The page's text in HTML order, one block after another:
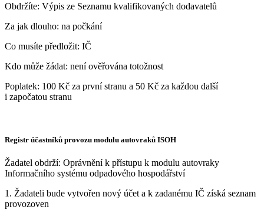
Obdržíte: Výpis ze Seznamu kvalifikovaných dodavatelů
Za jak dlouho: na počkání
Co musíte předložit: IČ
Kdo může žádat: není ověřována totožnost
Poplatek: 100 Kč za první stranu a 50 Kč za každou další
i započatou stranu
Registr účastníků provozu modulu autovraků ISOH
Žadatel obdrží: Oprávnění k přístupu k modulu autovraky
Informačního systému odpadového hospodářství
1. Žadateli bude vytvořen nový účet a k zadanému IČ získá seznam
provozoven